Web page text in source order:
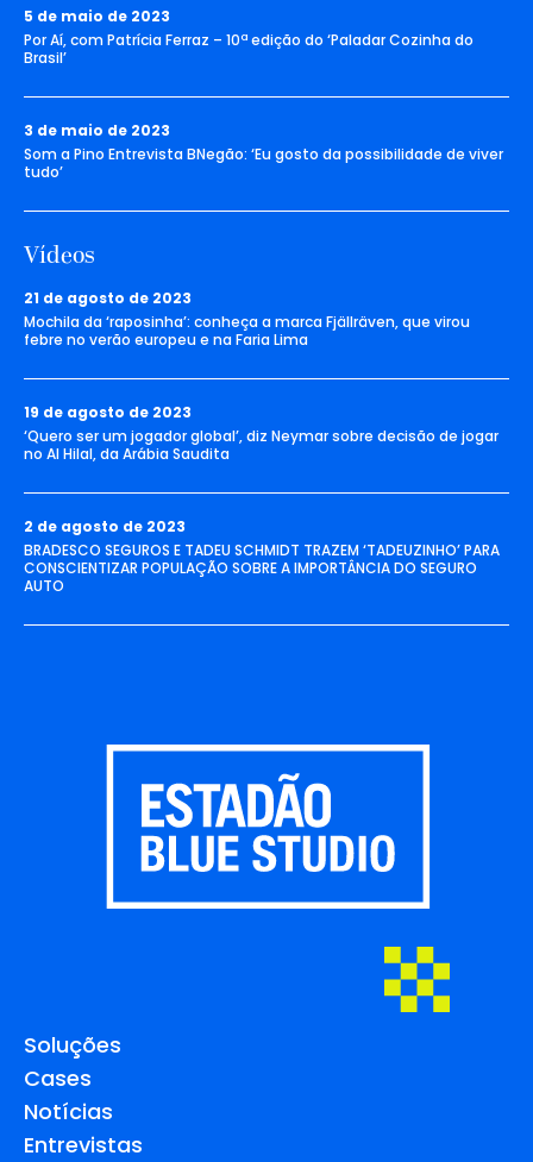
5 de maio de 2023
Por Aí, com Patrícia Ferraz – 10ª edição do ‘Paladar Cozinha do
Brasil’
3 de maio de 2023
Som a Pino Entrevista BNegão: ‘Eu gosto da possibilidade de viver
tudo’
Vídeos
21 de agosto de 2023
Mochila da ‘raposinha’: conheça a marca Fjällräven, que virou
febre no verão europeu e na Faria Lima
19 de agosto de 2023
‘Quero ser um jogador global’, diz Neymar sobre decisão de jogar
no Al Hilal, da Arábia Saudita
2 de agosto de 2023
BRADESCO SEGUROS E TADEU SCHMIDT TRAZEM ‘TADEUZINHO’ PARA
CONSCIENTIZAR POPULAÇÃO SOBRE A IMPORTÂNCIA DO SEGURO
AUTO
Soluções
Cases
Notícias
Entrevistas